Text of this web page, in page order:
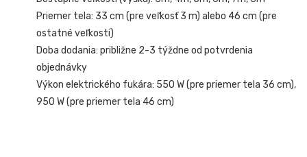
Priemer tela: 33 cm (pre veľkosť 3 m) alebo 46 cm (pre
ostatné veľkosti)
Doba dodania: približne 2-3 týždne od potvrdenia
objednávky
Výkon elektrického fukára: 550 W (pre priemer tela 36 cm),
950 W (pre priemer tela 46 cm)